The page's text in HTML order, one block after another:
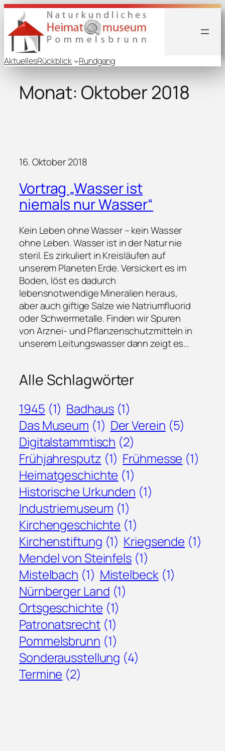
Zum
Inhalt
springen
AktuellesRückblick Rundgang
Monat: Oktober 2018
16. Oktober 2018
Vortrag „Wasser ist
niemals nur Wasser“
Kein Leben ohne Wasser – kein Wasser
ohne Leben. Wasser ist in der Natur nie
steril. Es zirkuliert in Kreisläufen auf
unserem Planeten Erde. Versickert es im
Boden, löst es dadurch
lebensnotwendige Mineralien heraus,
aber auch giftige Salze wie Natriumfluorid
oder Schwermetalle. Finden wir Spuren
von Arznei- und Pflanzenschutzmitteln in
unserem Leitungswasser dann zeigt es…
Alle Schlagwörter
1945 (1) Badhaus (1)
Das Museum (1) Der Verein (5)
Digitalstammtisch (2)
Frühjahresputz (1) Frühmesse (1)
Heimatgeschichte (1)
Historische Urkunden (1)
Industriemuseum (1)
Kirchengeschichte (1)
Kirchenstiftung (1) Kriegsende (1)
Mendel von Steinfels (1)
Mistelbach (1) Mistelbeck (1)
Nürnberger Land (1)
Ortsgeschichte (1)
Patronatsrecht (1)
Pommelsbrunn (1)
Sonderausstellung (4)
Termine (2)